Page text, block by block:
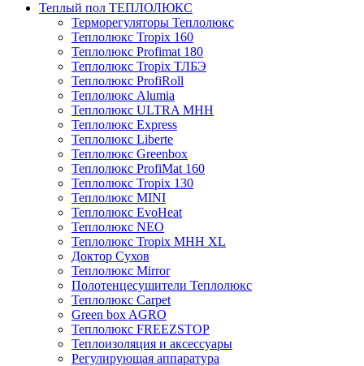
Теплый пол ТЕПЛОЛЮКС
Терморегуляторы Теплолюкс
Теплолюкс Tropix 160
Теплолюкс Profimat 180
Теплолюкс Tropix ТЛБЭ
Теплолюкс ProfiRoll
Теплолюкс Alumia
Теплолюкс ULTRA МНН
Теплолюкс Express
Теплолюкс Liberte
Теплолюкс Greenbox
Теплолюкс ProfiMat 160
Теплолюкс Tropix 130
Теплолюкс MINI
Теплолюкс EvoHeat
Теплолюкс NEO
Теплолюкс Tropix МНН XL
Доктор Сухов
Теплолюкс Mirror
Полотенцесушители Теплолюкс
Теплолюкс Carpet
Green box AGRO
Теплолюкс FREEZSTOP
Теплоизоляция и аксессуары
Регулирующая аппаратура